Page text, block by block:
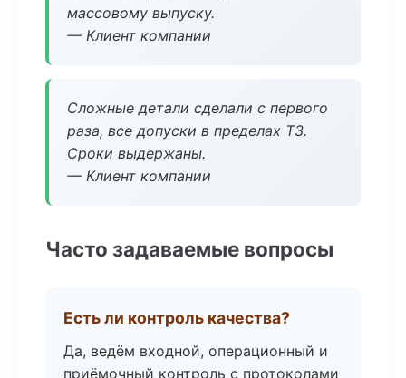
массовому выпуску.
— Клиент компании
Сложные детали сделали с первого
раза, все допуски в пределах ТЗ.
Сроки выдержаны.
— Клиент компании
Часто задаваемые вопросы
Есть ли контроль качества?
Да, ведём входной, операционный и
приёмочный контроль с протоколами